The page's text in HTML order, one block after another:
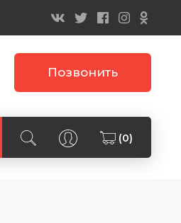
Позвонить
(0)